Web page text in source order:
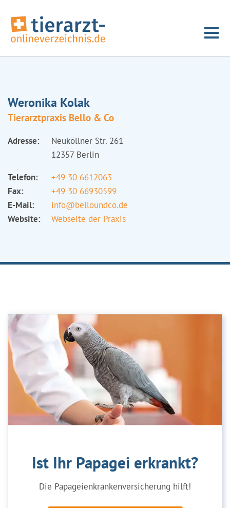
Weronika Kolak
Tierarztpraxis Bello & Co
Adresse:
Neuköllner Str. 261
12357 Berlin
Telefon:
+49 30 6612063
Fax:
+49 30 66930599
E-Mail:
info@belloundco.de
Website:
Webseite der Praxis
Ist Ihr Papagei erkrankt?
Die Papageienkrankenversicherung hilft!